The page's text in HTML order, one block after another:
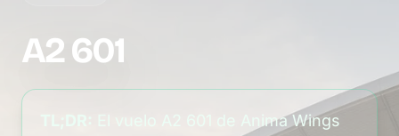
A2 601
El vuelo A2 601 de Anima Wings